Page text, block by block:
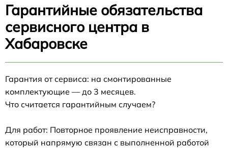
Гарантийные обязательства
сервисного центра в
Хабаровске
Гарантия от сервиса: на смонтированные
комплектующие — до 3 месяцев.
Что считается гарантийным случаем?
Для работ: Повторное проявление неисправности,
который напрямую связан с выполненной работой